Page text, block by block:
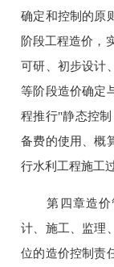
确定和控制的原
阶段工程造价，
可研、初步设计
等阶段造价确定
程推行"静态控
备费的使用、概
行水利工程施工
第四章造价
计、施工、监理
位的造价控制责